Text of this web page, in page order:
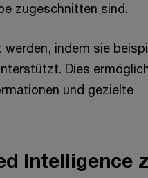
zugeschnitten sind.
indem sie
Dies
und gezielte
Intelligence